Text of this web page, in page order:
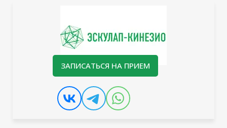
ЗАПИСАТЬСЯ НА ПРИЕМ